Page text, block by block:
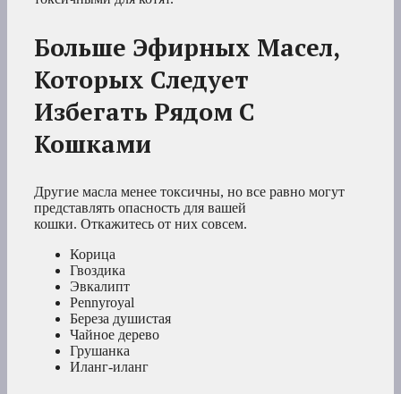
Больше Эфирных Масел,
Которых Следует
Избегать Рядом С
Кошками
Другие масла менее токсичны, но все равно могут
представлять опасность для вашей
кошки. Откажитесь от них совсем.
Корица
Гвоздика
Эвкалипт
Pennyroyal
Береза душистая
Чайное дерево
Грушанка
Иланг-иланг